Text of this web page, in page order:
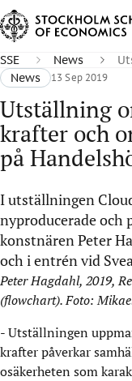
SSE News
News
13 Sep 2019
Utställning
krafter och
på
I utställningen
nyproducerade och
konstnären Peter
och i entrén vid
Peter Hagdahl, 2019,
(flowchart). Foto:
- Utställningen
krafter påverkar
osäkerheten som